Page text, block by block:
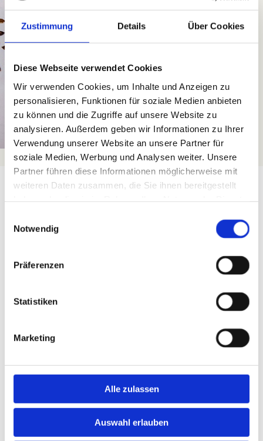
Zustimmung Details Über Cookies
Diese Webseite verwendet Cookies
Wir verwenden Cookies, um Inhalte und Anzeigen zu
personalisieren, Funktionen für soziale Medien anbieten
zu können und die Zugriffe auf unsere Website zu
analysieren. Außerdem geben wir Informationen zu Ihrer
Verwendung unserer Website an unsere Partner für
soziale Medien, Werbung und Analysen weiter. Unsere
Partner führen diese Informationen möglicherweise mit
weiteren Daten zusammen, die Sie ihnen bereitgestellt
Notwendig
Präferenzen
Statistiken
Marketing
Alle zulassen
Auswahl erlauben
GASTRONOMIE
HOTEL BURGWIRT
Lassen Sie sich unsere gehobene bayerische
Küche mit Produkten aus unserem Umland,
Hotelgarten schmecken.